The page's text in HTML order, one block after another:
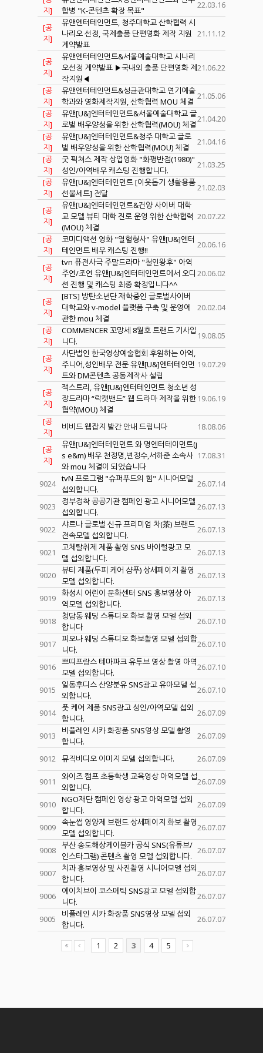
지]
합병 "K-콘텐츠 확장 목표"
22.03.16
[공
지]
유앤엔터테인먼트, 청주대학교 산학협력 시
나리오 선정, 국제출품 단편영화 제작 지원
계약발표
21.11.12
[공
지]
유앤엔터테인먼트&서울예술대학교 시나리
오선정 계약발표 ▶국내외 출품 단편영화 제
작지원◀
21.06.22
[공
지]
유앤엔터테인먼트&성균관대학교 연기예술
학과와 영화제작지원, 산학협력 MOU 체결
21.05.06
[공
지]
유앤[U&]엔터테인먼트&서울예술대학교 글
로벌 배우양성을 위한 산학협력(MOU) 체결
21.04.20
[공
지]
유앤[U&]엔터테인먼트&청주 대학교 글로
벌 배우양성을 위한 산학협력(MOU) 체결
21.04.16
[공
지]
굿 픽쳐스 제작 상업영화 "화평반점(1980)"
성인/아역배우 캐스팅 진행합니다.
21.03.25
[공
지]
유앤[U&]엔터테인먼트 [이웃돕기 생활용품
선물세트] 전달
21.02.03
[공
지]
유앤[U&]엔터테인먼트&건양 사이버 대학
교 모델 뷰티 대학 진로 운영 위한 산학협력
(MOU) 체결
20.07.22
[공
지]
코미디액션 영화 "열혈형사" 유앤[U&]엔터
테인먼트 배우 캐스팅 진행!!
20.06.16
[공
지]
tvn 퓨전사극 주말드라마 "철인왕후" 아역
주연/조연 유앤[U&]엔터테인먼트에서 오디
션 진행 및 캐스팅 최종 확정입니다^^
20.06.02
[공
지]
[BTS] 방탄소년단 재학중인 글로벌사이버
대학교와 v-model 플랫폼 구축 및 운영에
관한 mou 체결
20.02.04
[공
지]
COMMENCER 꼬망세 8월호 트랜드 기사입
니다.
19.08.05
[공
지]
사단법인 한국영상예술협회 후원하는 아역,
주니어,성인배우 전문 유앤[U&]엔터테인먼
트와 DM콘텐츠 공동제작사 설립
19.07.29
[공
지]
잭스트리, 유앤[U&]엔터테인먼트 청소년 성
장드라마 “락캣밴드” 웹 드라마 제작을 위한
협약(MOU) 체결
19.06.19
[공
지]
비비드 웹잡지 발간 안내 드립니다 18.08.06
[공
지]
유앤[U&]엔터테인먼트 와 명엔터테이먼트(j
s e&m) 배우 천정명,변정수,서하준 소속사
와 mou 체결이 되었습니다
17.08.31
9024 tvN 프로그램 "슈퍼푸드의 힘" 시니어모델
섭외합니다.
26.07.14
9023
정부정착 공공기관 캠페인 광고 시니어모델
섭외합니다.
26.07.13
9022
샤르나 글로벌 신규 프리미엄 차(茶) 브랜드
전속모델 섭외합니다.
26.07.13
9021
고체탈취제 제품 촬영 SNS 바이럴광고 모
델 섭외합니다.
26.07.13
9020 뷰티 제품(두피 케어 샴푸) 상세페이지 촬영
모델 섭외합니다.
26.07.13
9019 화성시 어린이 문화센터 SNS 홍보영상 아
역모델 섭외합니다.
26.07.13
9018
청담동 웨딩 스튜디오 화보 촬영 모델 섭외
합니다
26.07.10
9017
피오나 웨딩 스튜디오 화보촬영 모델 섭외합
니다.
26.07.10
9016 쁘띠프랑스 테마파크 유투브 영상 촬영 아역
모델 섭외합니다.
26.07.10
9015
일동후디스 산양분유 SNS광고 유아모델 섭
외합니다.
26.07.10
9014 풋 케어 제품 SNS광고 성인/아역모델 섭외
합니다.
26.07.09
9013
비플레인 시카 화장품 SNS영상 모델 촬영
합니다.
26.07.09
9012 뮤직비디오 이미지 모델 섭외합니다. 26.07.09
9011
와이즈 캠프 초등학생 교육영상 아역모델 섭
외합니다.
26.07.09
9010 NGO재단 캠페인 영상 광고 아역모델 섭외
합니다.
26.07.09
9009 속눈썹 영양제 브랜드 상세페이지 화보 촬영
모델 섭외합니다.
26.07.07
9008 부산 송도해상케이블카 공식 SNS(유튜브/
인스타그램) 콘텐츠 촬영 모델 섭외합니다.
26.07.07
9007
치과 홍보영상 및 사진촬영 시니어모델 섭외
합니다.
26.07.07
9006
에이치브이 코스메틱 SNS광고 모델 섭외합
니다.
26.07.07
9005
비플레인 시카 화장품 SNS영상 모델 섭외
합니다.
26.07.07
1 2 3 4 5